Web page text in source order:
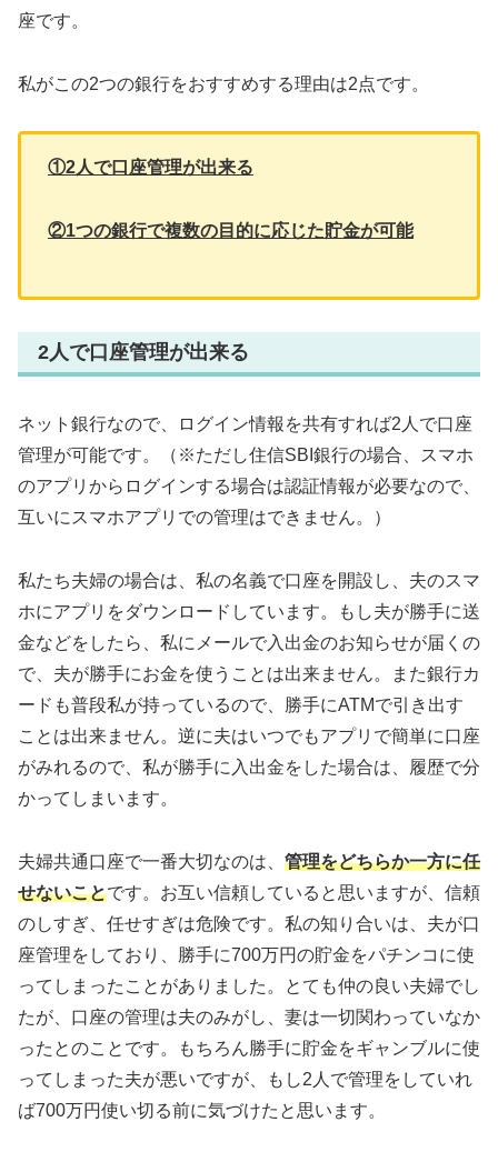
座です。
私がこの2つの銀行をおすすめする理由は2点です。
①2人で口座管理が出来る
②1つの銀行で複数の目的に応じた貯金が可能
2人で口座管理が出来る
ネット銀行なので、ログイン情報を共有すれば2人で口座
管理が可能です。（※ただし住信SBI銀行の場合、スマホ
のアプリからログインする場合は認証情報が必要なので、
互いにスマホアプリでの管理はできません。）
私たち夫婦の場合は、私の名義で口座を開設し、夫のスマ
ホにアプリをダウンロードしています。もし夫が勝手に送
金などをしたら、私にメールで入出金のお知らせが届くの
で、夫が勝手にお金を使うことは出来ません。また銀行カ
ードも普段私が持っているので、勝手にATMで引き出す
ことは出来ません。逆に夫はいつでもアプリで簡単に口座
がみれるので、私が勝手に入出金をした場合は、履歴で分
かってしまいます。
夫婦共通口座で一番大切なのは、 管理をどちらか一方に任
せないことです。お互い信頼していると思いますが、信頼
のしすぎ、任せすぎは危険です。私の知り合いは、夫が口
座管理をしており、勝手に700万円の貯金をパチンコに使
ってしまったことがありました。とても仲の良い夫婦でし
たが、口座の管理は夫のみがし、妻は一切関わっていなか
ったとのことです。もちろん勝手に貯金をギャンブルに使
ってしまった夫が悪いですが、もし2人で管理をしていれ
ば700万円使い切る前に気づけたと思います。